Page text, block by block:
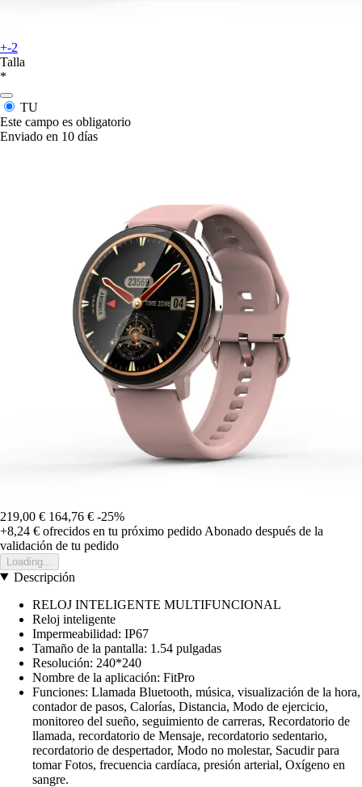
+-2
Talla
*
TU
Este campo es obligatorio
Enviado en 10 días
219,00 € 164,76 € -25%
+8,24 € ofrecidos en tu próximo pedido Abonado después de la
validación de tu pedido
Loading...
Descripción
RELOJ INTELIGENTE MULTIFUNCIONAL
Reloj inteligente
Impermeabilidad: IP67
Tamaño de la pantalla: 1.54 pulgadas
Resolución: 240*240
Nombre de la aplicación: FitPro
Funciones: Llamada Bluetooth, música, visualización de la hora,
contador de pasos, Calorías, Distancia, Modo de ejercicio,
monitoreo del sueño, seguimiento de carreras, Recordatorio de
llamada, recordatorio de Mensaje, recordatorio sedentario,
recordatorio de despertador, Modo no molestar, Sacudir para
tomar Fotos, frecuencia cardíaca, presión arterial, Oxígeno en
sangre.